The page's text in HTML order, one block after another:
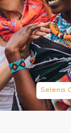
Selena